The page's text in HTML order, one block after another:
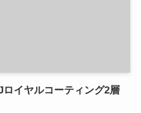
ロイヤルコーティング2層